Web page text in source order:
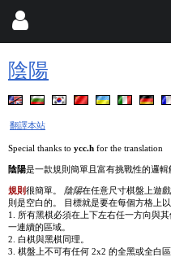
陰陽
翻譯本站
Special thanks to ycc.h for the translation
陰陽是一款規則簡單且富有挑戰性的邏輯
規則很簡單。 陰陽在任意尺寸棋盤上遊
則是空白的。 目標就是要在每個方格上
1. 所有黑棋必須在上下左右任一方向與
一連續的區域。
2. 白棋與黑棋同理。
3. 棋盤上不可有任何 2x2 的全黑或全白區